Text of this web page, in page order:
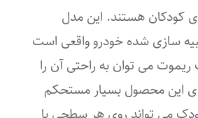
کودکان هستند. این مدل
سازی شده خودرو واقعی است
ریموت می توان به راحتی آن را
این محصول بسیار مستحکم
می تواند روی هر سطحی با